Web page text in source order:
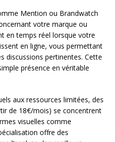
Mention ou Brandwatch
votre marque ou
en temps réel lorsque votre
en ligne, vous permettant
discussions pertinentes. Cette
présence en véritable
aux ressources limitées, des
de 18€/mois) se concentrent
visuelles comme
offre des